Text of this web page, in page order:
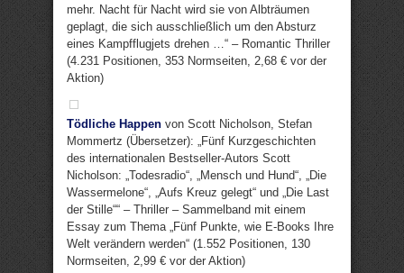
mehr. Nacht für Nacht wird sie von Albträumen
geplagt, die sich ausschließlich um den Absturz
eines Kampfflugjets drehen …“ – Romantic Thriller
(4.231 Positionen, 353 Normseiten, 2,68 € vor der
Aktion)
Tödliche Happen von Scott Nicholson, Stefan
Mommertz (Übersetzer): „Fünf Kurzgeschichten
des internationalen Bestseller-Autors Scott
Nicholson: „Todesradio“, „Mensch und Hund“, „Die
Wassermelone“, „Aufs Kreuz gelegt“ und „Die Last
der Stille““ – Thriller – Sammelband mit einem
Essay zum Thema „Fünf Punkte, wie E-Books Ihre
Welt verändern werden“ (1.552 Positionen, 130
Normseiten, 2,99 € vor der Aktion)